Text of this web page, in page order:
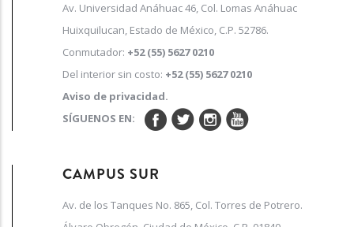
Av. Universidad Anáhuac 46, Col. Lomas Anáhuac
Huixquilucan, Estado de México, C.P. 52786.
Conmutador: +52 (55) 5627 0210
Del interior sin costo: +52 (55) 5627 0210
Aviso de privacidad.
SÍGUENOS EN:
CAMPUS SUR
Av. de los Tanques No. 865, Col. Torres de Potrero.